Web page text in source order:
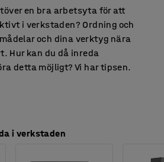
en bra arbetsyta för att
i verkstaden? Ordning och
och dina verktyg nära
Hur kan du då inreda
detta möjligt? Vi har tipsen.
i verkstaden